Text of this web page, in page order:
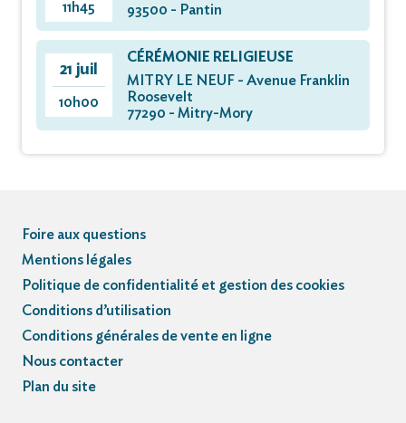
11h45
93500 - Pantin
21 juil
10h00
CÉRÉMONIE RELIGIEUSE
MITRY LE NEUF - Avenue Franklin
Roosevelt
77290 - Mitry-Mory
Foire aux questions
Mentions légales
Politique de confidentialité et gestion des cookies
Conditions d’utilisation
Conditions générales de vente en ligne
Nous contacter
Plan du site